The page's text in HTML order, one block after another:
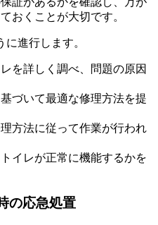
おくことが大切です。
進行します。
を詳しく調べ、問題の原因
づいて最適な修理方法を提
方法に従って作業が行われ
イレが正常に機能するかを
の応急処置